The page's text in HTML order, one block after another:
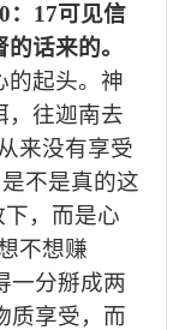
： 17可见信
话来的。
的起头。神
，往迦南去
来没有享受
不是真的这
下，而是心
不想赚
一分掰成两
质享受，而